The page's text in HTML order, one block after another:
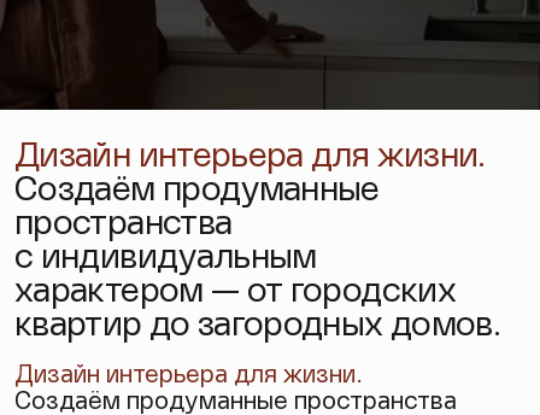
Дизайн интерьера для жизни.
Создаём продуманные
пространства
с индивидуальным
характером — от городских
квартир до загородных домов.
Дизайн интерьера для жизни.
Создаём продуманные пространства